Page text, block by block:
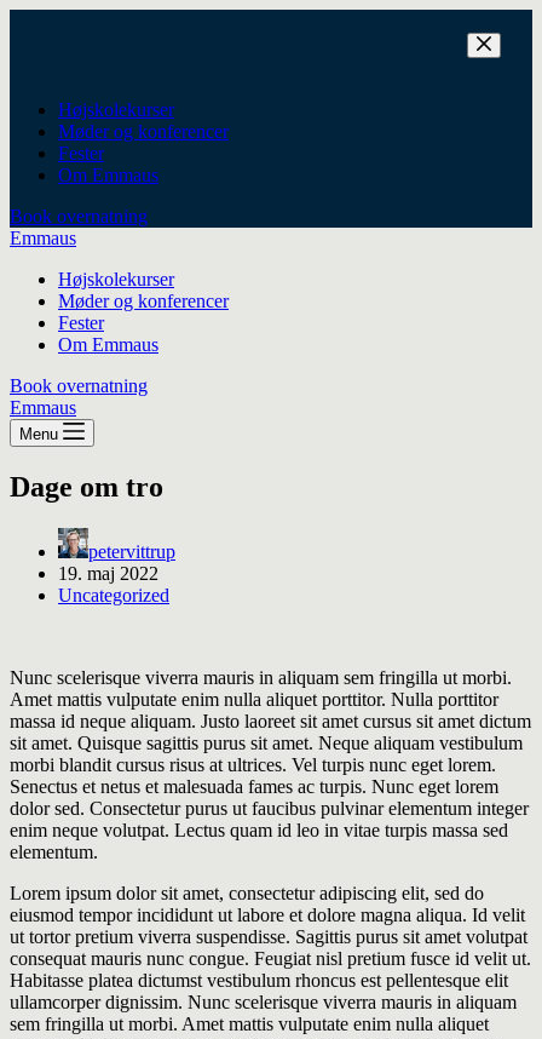
Højskolekurser
Møder og konferencer
Fester
Om Emmaus
Book overnatning
Emmaus
Højskolekurser
Møder og konferencer
Fester
Om Emmaus
Book overnatning
Emmaus
Menu
Dage om tro
petervittrup
19. maj 2022
Uncategorized
Nunc scelerisque viverra mauris in aliquam sem fringilla ut morbi.
Amet mattis vulputate enim nulla aliquet porttitor. Nulla porttitor
massa id neque aliquam. Justo laoreet sit amet cursus sit amet dictum
sit amet. Quisque sagittis purus sit amet. Neque aliquam vestibulum
morbi blandit cursus risus at ultrices. Vel turpis nunc eget lorem.
Senectus et netus et malesuada fames ac turpis. Nunc eget lorem
dolor sed. Consectetur purus ut faucibus pulvinar elementum integer
enim neque volutpat. Lectus quam id leo in vitae turpis massa sed
elementum.
Lorem ipsum dolor sit amet, consectetur adipiscing elit, sed do
eiusmod tempor incididunt ut labore et dolore magna aliqua. Id velit
ut tortor pretium viverra suspendisse. Sagittis purus sit amet volutpat
consequat mauris nunc congue. Feugiat nisl pretium fusce id velit ut.
Habitasse platea dictumst vestibulum rhoncus est pellentesque elit
ullamcorper dignissim. Nunc scelerisque viverra mauris in aliquam
sem fringilla ut morbi. Amet mattis vulputate enim nulla aliquet